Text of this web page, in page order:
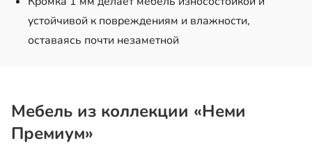
устойчивой к повреждениям и влажности,
оставаясь почти незаметной
Мебель из коллекции «Неми
Премиум»